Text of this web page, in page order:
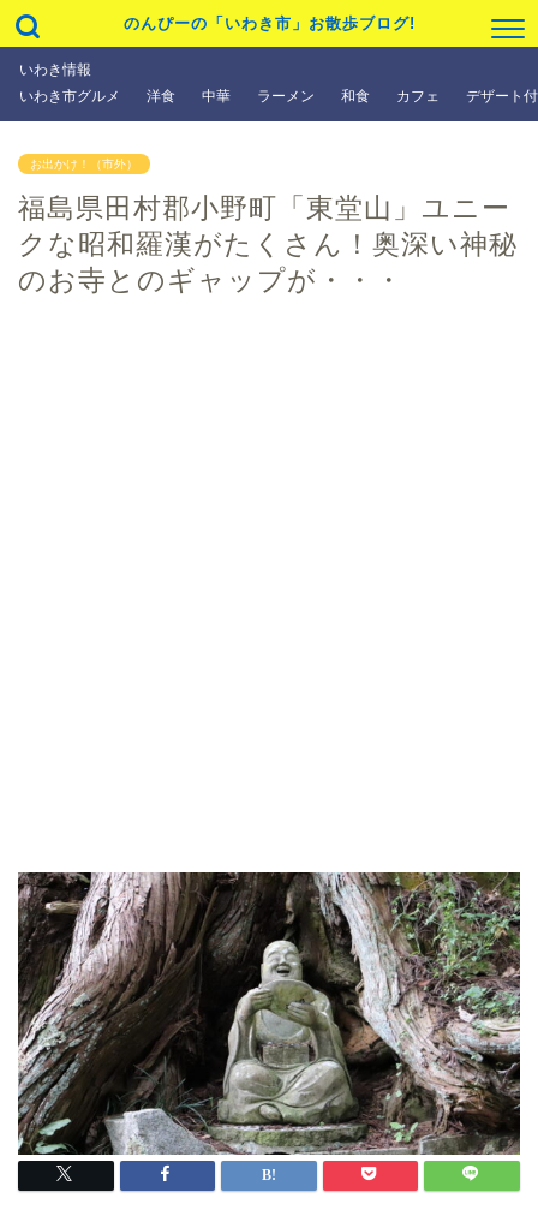
のんぴーの「いわき市」お散歩ブログ!
いわき情報
いわき市グルメ
洋食 中華 ラーメン 和食 カフェ デザート
お出かけ！（市外）
福島県田村郡小野町「東堂山」ユニー
クな昭和羅漢がたくさん！奥深い神秘
のお寺とのギャップが・・・